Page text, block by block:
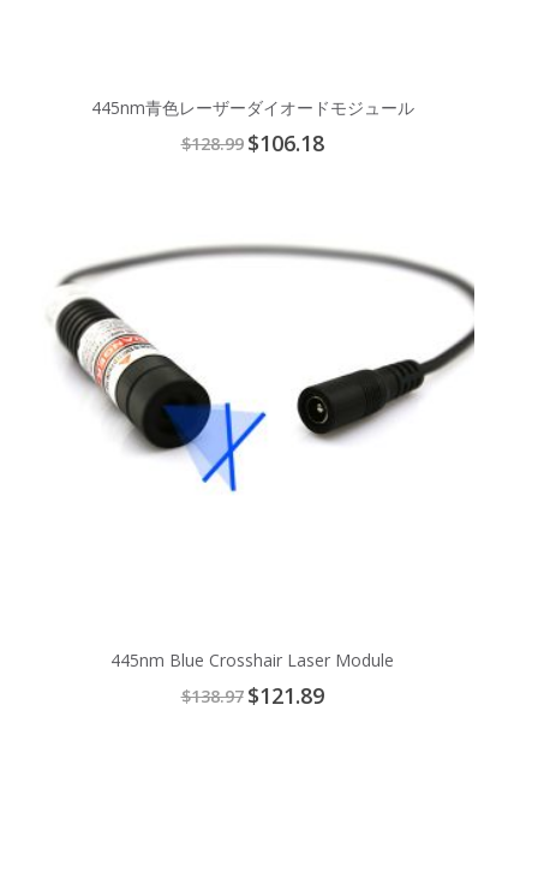
445nm青色レーザーダイオードモジュール
$128.99 Special
Price
$106.18
445nm Blue Crosshair Laser Module
$138.97 Special
Price
$121.89